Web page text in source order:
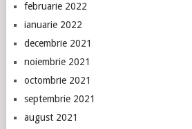
februarie 2022
ianuarie 2022
decembrie 2021
noiembrie 2021
octombrie 2021
septembrie 2021
august 2021